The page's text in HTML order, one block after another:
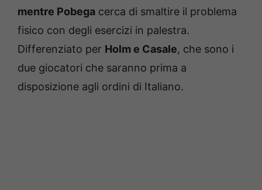
mentre Pobega cerca di smaltire il problema
fisico con degli esercizi in palestra.
Differenziato per Holm e Casale, che sono i
due giocatori che saranno prima a
disposizione agli ordini di Italiano.